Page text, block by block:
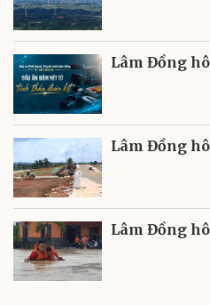
Lâm Đồng
Lâm Đồng
Lâm Đồng